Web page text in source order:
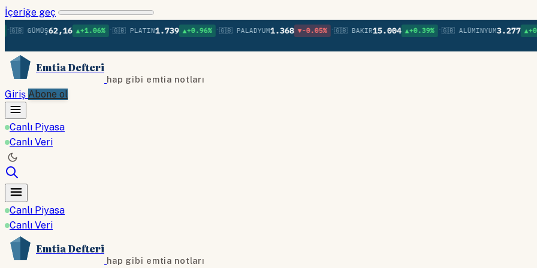
İçeriğe geç
GÜMÜŞ62,16 ▲+1.06% •🇬🇧 PLATIN1.739 ▲+0.96% •🇬🇧 PALADYUM1.368 ▼-0.05% •🇬🇧 BAKIR15.004 ▲+0.39% •🇬🇧 ALÜMINYUM3.277 ▲+0.71%
Emtia Defteri
hap gibi emtia notları
Giriş Abone ol
Canlı Piyasa
Canlı Veri
Canlı Piyasa
Canlı Veri
Emtia Defteri
hap gibi emtia notları